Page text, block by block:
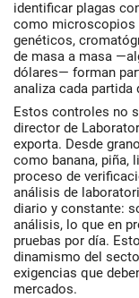
identificar plagas
como microscopios
genéticos,
de masa a masa
dólares— forman
analiza cada
Estos controles no
director de
exporta. Desde
como banana, piña,
proceso de
análisis de
diario y constante:
análisis, lo que en
pruebas por día.
dinamismo del
exigencias que
mercados.